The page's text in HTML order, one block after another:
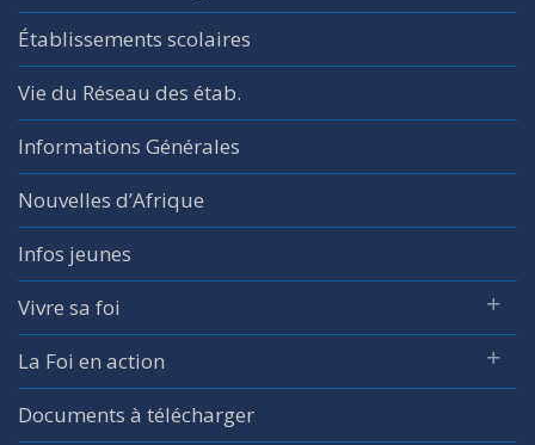
Établissements scolaires
Vie du Réseau des étab.
Informations Générales
Nouvelles d’Afrique
Infos jeunes
Vivre sa foi
La Foi en action
Documents à télécharger